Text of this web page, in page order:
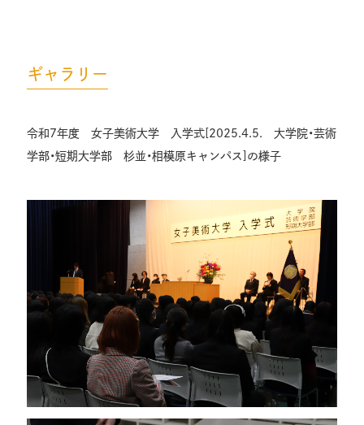
ギャラリー
令和7年度 女子美術大学 入学式[2025.4.5. 大学院・芸術
学部・短期大学部 杉並・相模原キャンパス]の様子